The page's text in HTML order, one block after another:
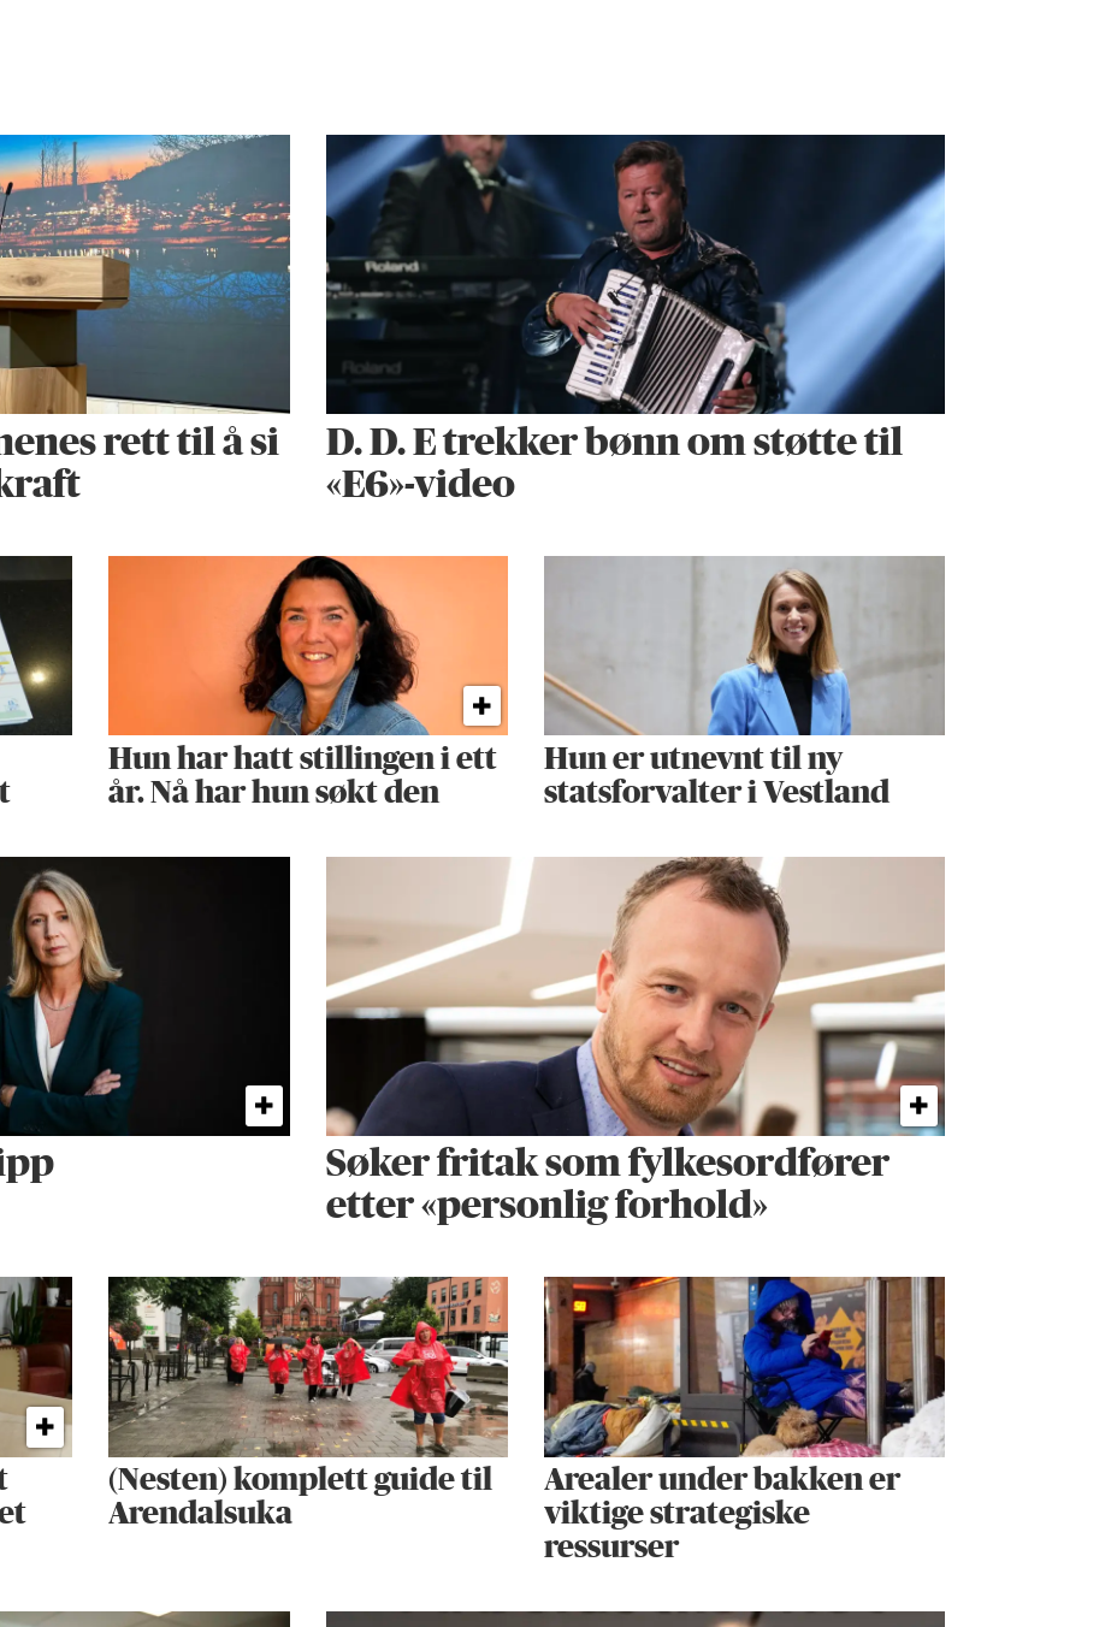
rett til å si
D. D. E trekker bønn om støtte til
«E6»-video
Hun har hatt stillingen i ett
år. Nå har hun søkt den
Hun er utnevnt til ny
statsforvalter i Vestland
Søker fritak som fylkes­ordfører
etter «personlig forhold»
(Nesten) komplett guide til
Arendalsuka
Arealer under bakken er
viktige strategiske
ressurser